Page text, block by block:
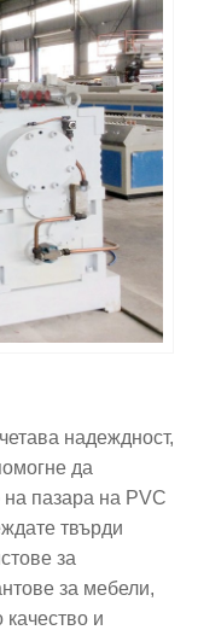
надеждност,
да
на пазара на PVC
твърди
за
за мебели,
и